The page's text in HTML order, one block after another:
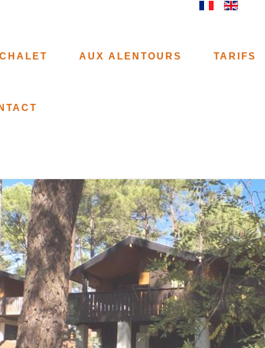
AUX ALENTOURS TARIFS